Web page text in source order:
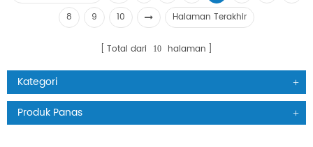
8
9 10 Halaman Terakhir
Total dari 10 halaman
Kategori
Produk Panas